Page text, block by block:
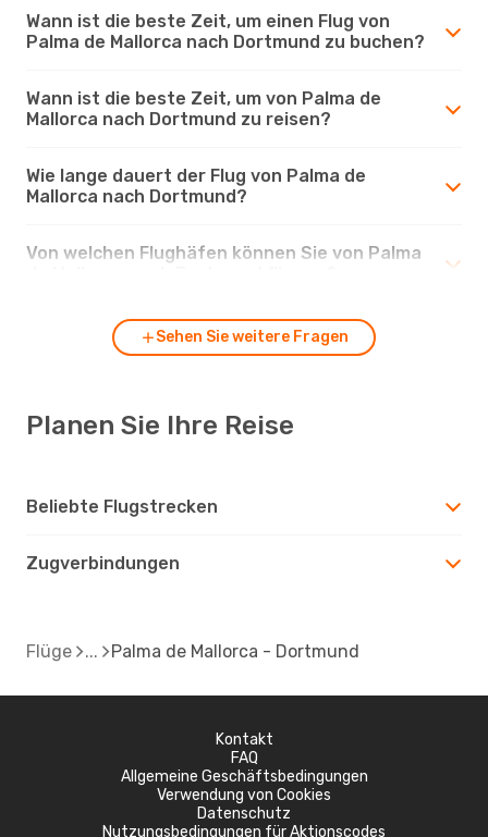
Wann ist die beste Zeit, um einen Flug von
Palma de Mallorca nach Dortmund zu buchen?
Wann ist die beste Zeit, um von Palma de
Mallorca nach Dortmund zu reisen?
Wie lange dauert der Flug von Palma de
Mallorca nach Dortmund?
Von welchen Flughäfen können Sie von Palma
Sehen Sie weitere Fragen
Planen Sie Ihre Reise
Beliebte Flugstrecken
Zugverbindungen
Flüge Palma de Mallorca - Dortmund
Kontakt
FAQ
Allgemeine Geschäftsbedingungen
Verwendung von Cookies
Datenschutz
Nutzungsbedingungen für Aktionscodes